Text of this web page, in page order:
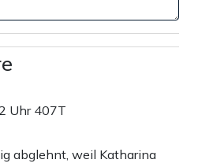
Uhr 407T
abglehnt, weil Katharina